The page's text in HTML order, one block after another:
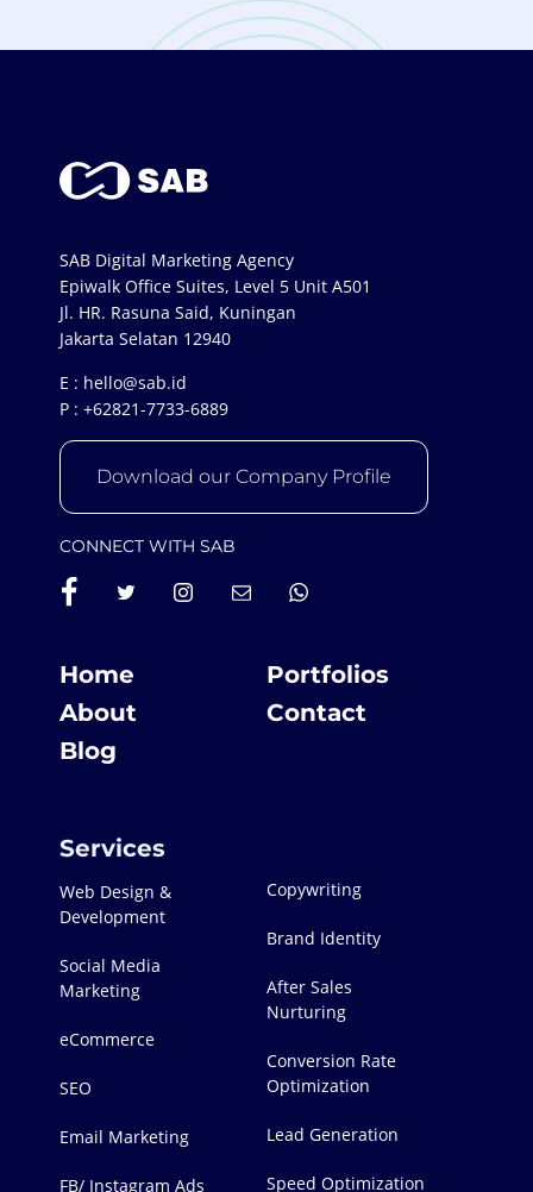
SAB Digital Marketing Agency
Epiwalk Office Suites, Level 5 Unit A501
Jl. HR. Rasuna Said, Kuningan
Jakarta Selatan 12940
E : hello@sab.id
P : +62821-7733-6889
Download our Company Profile
CONNECT WITH SAB
Home
Portfolios
About
Contact
Blog
Services
Web Design &
Development
Social Media
Marketing
eCommerce
SEO
Email Marketing
FB/ Instagram Ads
Copywriting
Brand Identity
After Sales
Nurturing
Conversion Rate
Optimization
Lead Generation
Speed Optimization